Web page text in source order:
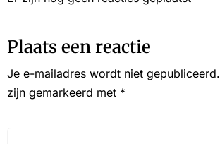
Plaats een reactie
Je e-mailadres wordt niet gepubliceerd.
zijn gemarkeerd met *